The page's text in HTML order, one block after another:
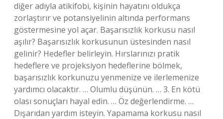
diğer adıyla atikifobi, kişinin hayatını oldukça
zorlaştırır ve potansiyelinin altında performans
göstermesine yol açar. Başarısızlık korkusu nasıl
aşılır? Başarısızlık korkusunun üstesinden nasıl
gelinir? Hedefler belirleyin. Hırslarınızı pratik
hedeflere ve projeksiyon hedeflerine bölmek,
başarısızlık korkunuzu yenmenize ve ilerlemenize
yardımcı olacaktır. … Olumlu düşünün. … 3. En kötü
olası sonuçları hayal edin. … Öz değerlendirme. …
Dışarıdan yardım isteyin. Yapamama korkusu nasıl